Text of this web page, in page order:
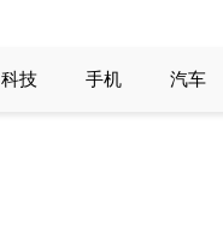
科技 手机 汽车